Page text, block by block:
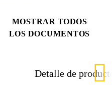
MOSTRAR TODOS
LOS DOCUMENTOS
Detalle de